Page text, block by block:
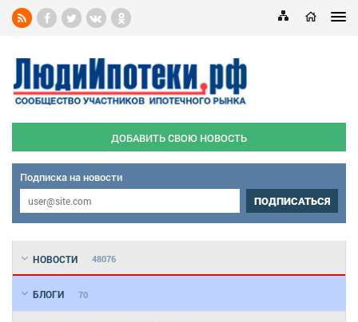
ДОБАВИТЬ СВОЮ НОВОСТЬ
Подписка на новости
ПОДПИСАТЬСЯ
НОВОСТИ 48076
БЛОГИ 70